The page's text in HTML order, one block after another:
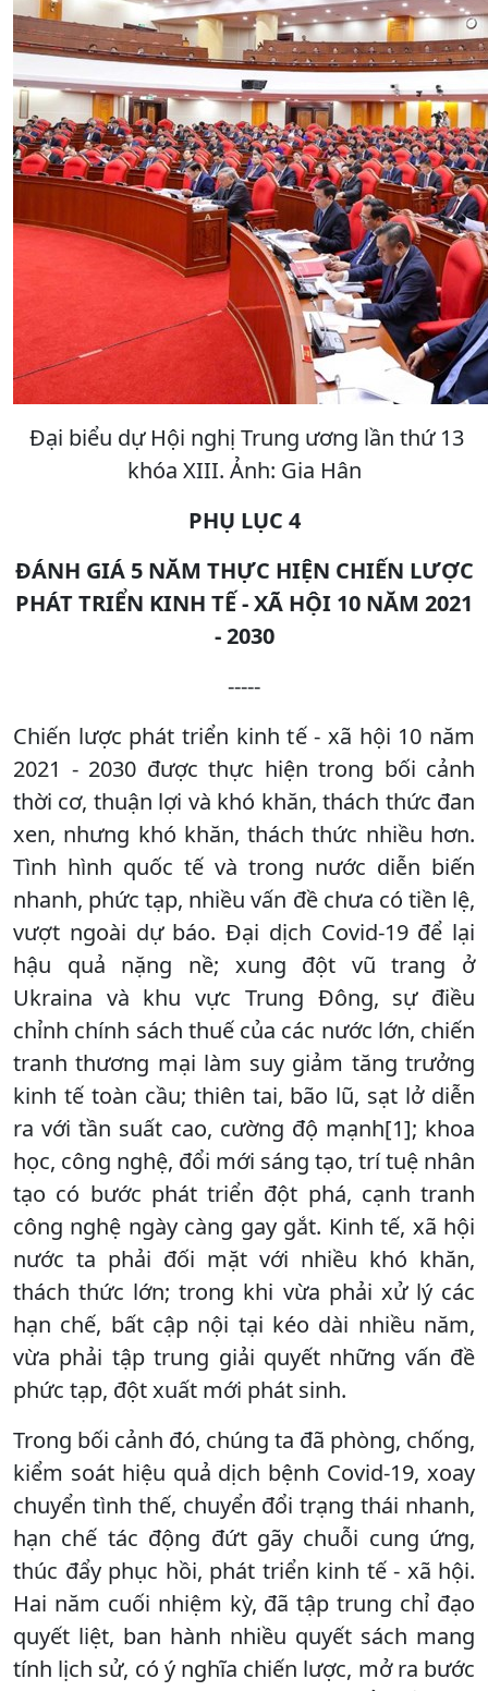
Đại biểu dự Hội nghị Trung ương lần thứ 13
khóa XIII. Ảnh: Gia Hân
PHỤ LỤC 4
ĐÁNH GIÁ 5 NĂM THỰC HIỆN CHIẾN LƯỢC
PHÁT TRIỂN KINH TẾ - XÃ HỘI 10 NĂM 2021
- 2030
-----
Chiến lược phát triển kinh tế - xã hội 10 năm
2021 - 2030 được thực hiện trong bối cảnh
thời cơ, thuận lợi và khó khăn, thách thức đan
xen, nhưng khó khăn, thách thức nhiều hơn.
Tình hình quốc tế và trong nước diễn biến
nhanh, phức tạp, nhiều vấn đề chưa có tiền lệ,
vượt ngoài dự báo. Đại dịch Covid-19 để lại
hậu quả nặng nề; xung đột vũ trang ở
Ukraina và khu vực Trung Đông, sự điều
chỉnh chính sách thuế của các nước lớn, chiến
tranh thương mại làm suy giảm tăng trưởng
kinh tế toàn cầu; thiên tai, bão lũ, sạt lở diễn
ra với tần suất cao, cường độ mạnh[1]; khoa
học, công nghệ, đổi mới sáng tạo, trí tuệ nhân
tạo có bước phát triển đột phá, cạnh tranh
công nghệ ngày càng gay gắt. Kinh tế, xã hội
nước ta phải đối mặt với nhiều khó khăn,
thách thức lớn; trong khi vừa phải xử lý các
hạn chế, bất cập nội tại kéo dài nhiều năm,
vừa phải tập trung giải quyết những vấn đề
phức tạp, đột xuất mới phát sinh.
Trong bối cảnh đó, chúng ta đã phòng, chống,
kiểm soát hiệu quả dịch bệnh Covid-19, xoay
chuyển tình thế, chuyển đổi trạng thái nhanh,
hạn chế tác động đứt gãy chuỗi cung ứng,
thúc đẩy phục hồi, phát triển kinh tế - xã hội.
Hai năm cuối nhiệm kỳ, đã tập trung chỉ đạo
quyết liệt, ban hành nhiều quyết sách mang
tính lịch sử, có ý nghĩa chiến lược, mở ra bước